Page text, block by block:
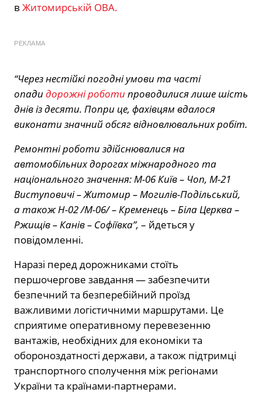
в Житомирській ОВА.
РЕКЛАМА
“Через нестійкі погодні умови та часті
опадидорожні роботипроводилися лише шість
днів із десяти. Попри це, фахівцям вдалося
виконати значний обсяг відновлювальних робіт.
Ремонтні роботи здійснювалися на
автомобільних дорогах міжнародного та
національного значення: М-06 Київ – Чоп, М-21
Виступовичі – Житомир – Могилів-Подільський,
а також Н-02 /М-06/ – Кременець – Біла Церква –
Ржищів – Канів – Софіївка”, – йдеться у
повідомленні.
Наразі перед дорожниками стоїть
першочергове завдання — забезпечити
безпечний та безперебійний проїзд
важливими логістичними маршрутами. Це
сприятиме оперативному перевезенню
вантажів, необхідних для економіки та
обороноздатності держави, а також підтримці
транспортного сполучення між регіонами
України та країнами-партнерами.